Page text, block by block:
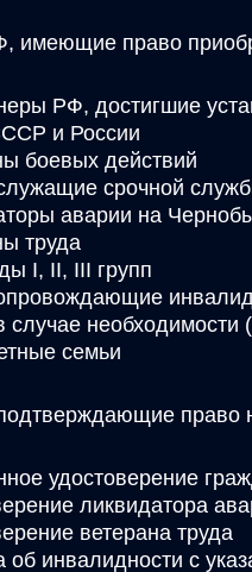
имеющие право
РФ, достигшие
и России
боевых действий
срочной
аварии на
труда
I, II, III групп
случае необходимости
семьи
право
удостоверение
ликвидатора
ветерана труда
об инвалидности с